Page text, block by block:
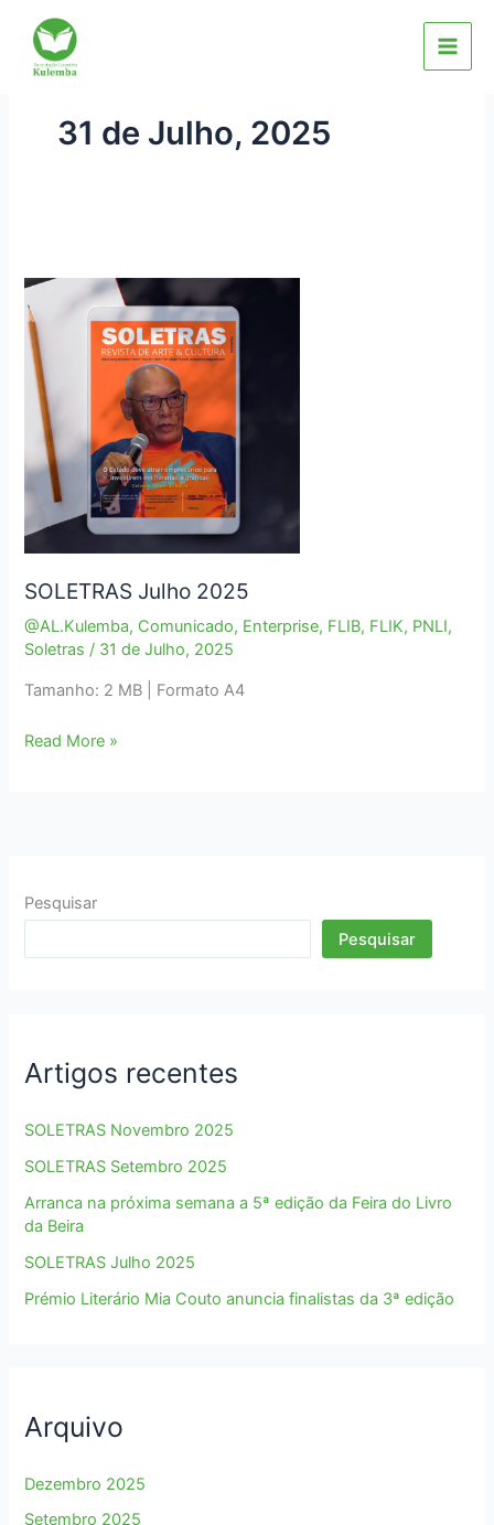
content
31 de Julho, 2025
SOLETRAS Julho 2025
@AL.Kulemba, Comunicado, Enterprise, FLIB, FLIK, PNLI,
Soletras / 31 de Julho, 2025
Tamanho: 2 MB | Formato A4
SOLETRAS
Read More »
Pesquisar
Pesquisar
Artigos recentes
SOLETRAS Novembro 2025
SOLETRAS Setembro 2025
Arranca na próxima semana a 5ª edição da Feira do Livro
da Beira
SOLETRAS Julho 2025
Prémio Literário Mia Couto anuncia finalistas da 3ª edição
Arquivo
Dezembro 2025
Setembro 2025